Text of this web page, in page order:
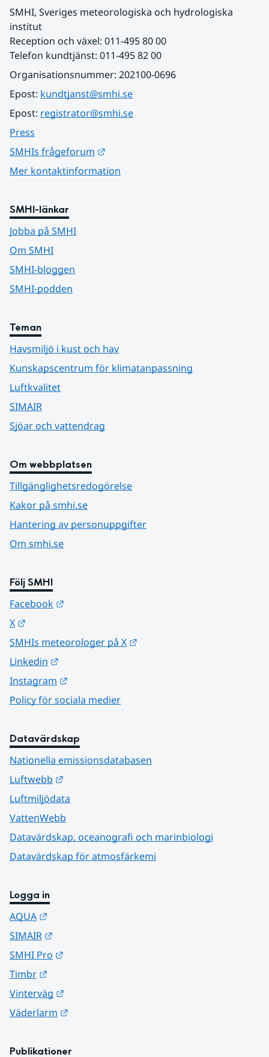
SMHI, Sveriges meteorologiska och hydrologiska
institut
Reception och växel: 011-495 80 00
Telefon kundtjänst: 011-495 82 00
Organisationsnummer: 202100-0696
Epost: kundtjanst@smhi.se
Epost: registrator@smhi.se
Press
SMHIs frågeforum
Mer kontaktinformation
SMHI-länkar
Jobba på SMHI
Om SMHI
SMHI-bloggen
SMHI-podden
Teman
Havsmiljö i kust och hav
Kunskapscentrum för klimatanpassning
Luftkvalitet
SIMAIR
Sjöar och vattendrag
Om webbplatsen
Tillgänglighetsredogörelse
Kakor på smhi.se
Hantering av personuppgifter
Om smhi.se
Följ SMHI
Facebook
X
SMHIs meteorologer på X
Linkedin
Instagram
Policy för sociala medier
Datavärdskap
Nationella emissionsdatabasen
Luftwebb
Luftmiljödata
VattenWebb
Datavärdskap, oceanografi och marinbiologi
Datavärdskap för atmosfärkemi
Logga in
AQUA
SIMAIR
SMHI Pro
Timbr
Vinterväg
Väderlarm
Publikationer